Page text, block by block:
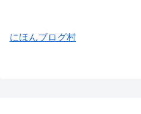
にほんブログ村